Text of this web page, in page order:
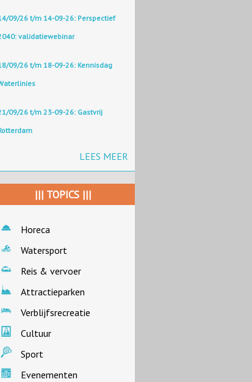
09/26 t/m 14-09-26: Perspectief
validatiewebinar
09/26 t/m 18-09-26: Kennisdag
09/26 t/m 23-09-26: Gastvrij
LEES MEER
||| TOPICS |||
Horeca
Watersport
Reis & vervoer
Attractieparken
Verblijfsrecreatie
Cultuur
Sport
Evenementen